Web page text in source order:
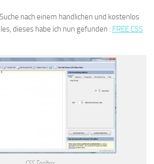
nach einem handlichen und kostenlos
dieses habe ich nun gefunden : FREE CSS